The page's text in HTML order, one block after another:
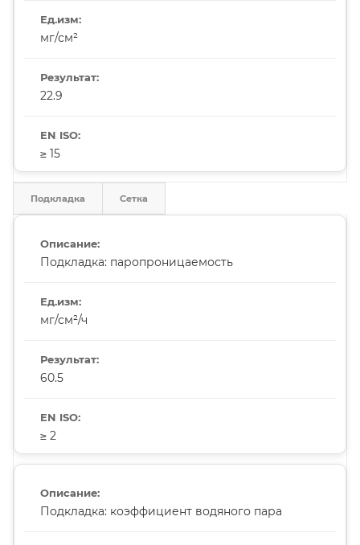
мг/см²
22.9
≥ 15
Подкладка Сетка
Подкладка: паропроницаемость
мг/см²/ч
60.5
≥ 2
Подкладка: коэффициент водяного пара